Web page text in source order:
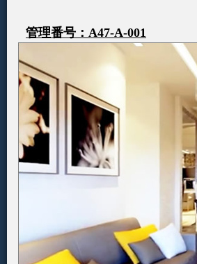
管理番号：A47-A-001